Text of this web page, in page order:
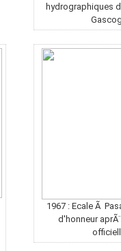
hydrographiques
1967 : Ecale Ã
d'honneur